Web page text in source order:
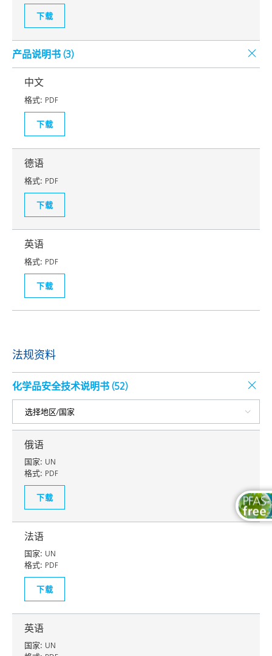
下载
产品说明书 (3)
中文
格式: PDF
下载
德语
格式: PDF
下载
英语
格式: PDF
下载
法规资料
化学品安全技术说明书 (52)
俄语
国家: UN
格式: PDF
下载
法语
国家: UN
格式: PDF
下载
英语
国家: UN